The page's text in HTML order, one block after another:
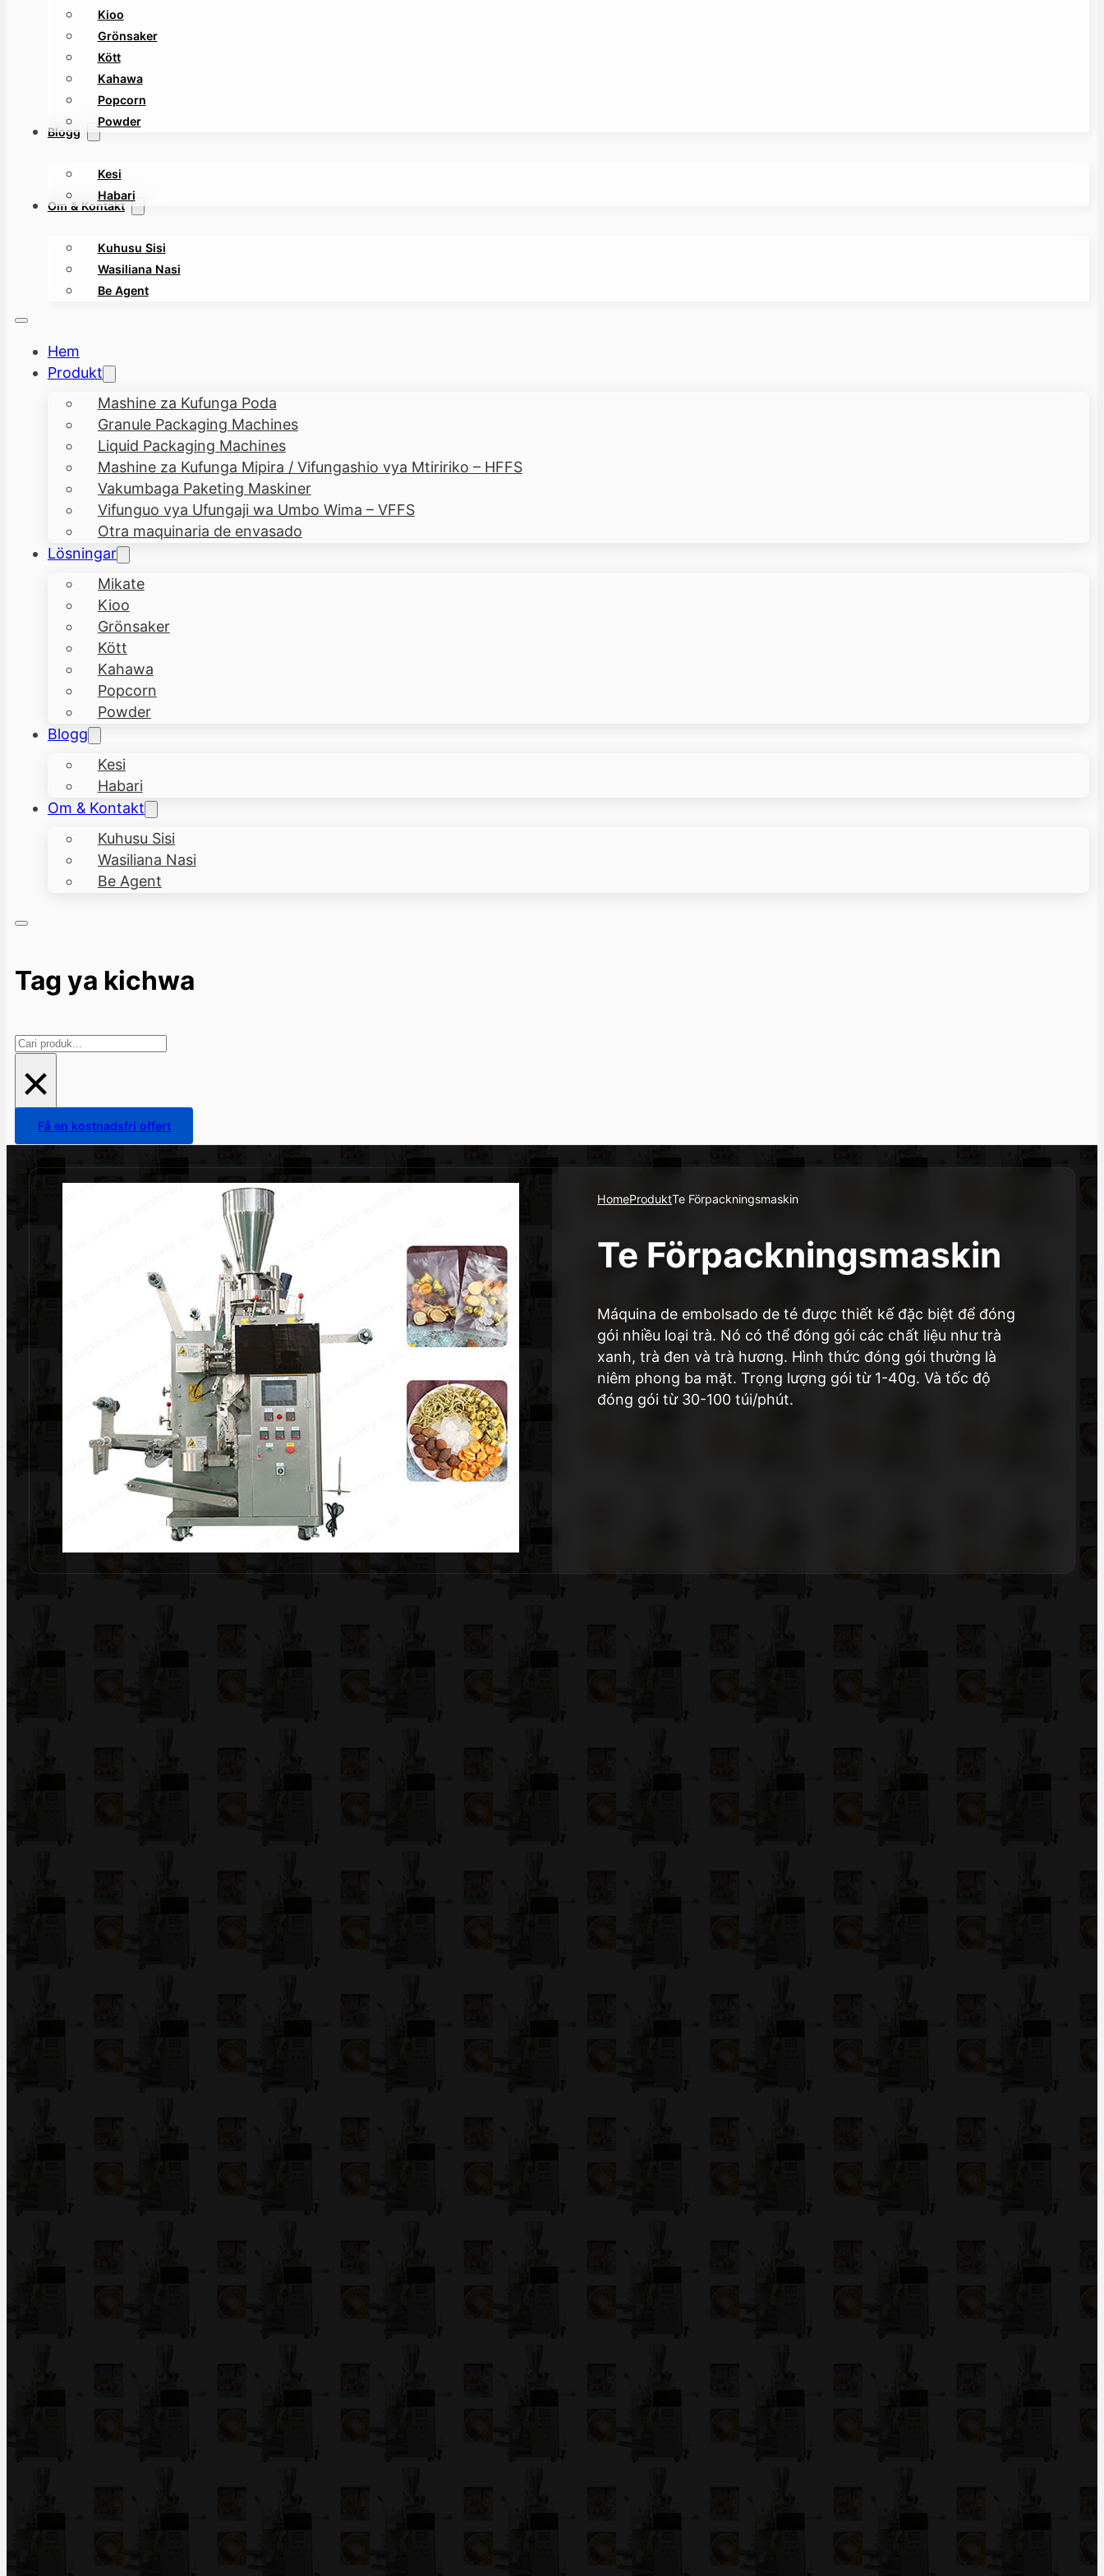
Kioo
Grönsaker
Kött
Kahawa
Popcorn
Powder
Blogg
Kesi
Habari
Om & Kontakt
Kuhusu Sisi
Wasiliana Nasi
Be Agent
Hem
Produkt
Mashine za Kufunga Poda
Granule Packaging Machines
Liquid Packaging Machines
Mashine za Kufunga Mipira / Vifungashio vya Mtiririko – HFFS
Vakumbaga Paketing Maskiner
Vifunguo vya Ufungaji wa Umbo Wima – VFFS
Otra maquinaria de envasado
Lösningar
Mikate
Kioo
Grönsaker
Kött
Kahawa
Popcorn
Powder
Blogg
Kesi
Habari
Om & Kontakt
Kuhusu Sisi
Wasiliana Nasi
Be Agent
Tag ya kichwa
Search
×
Få en kostnadsfri offert
HomeProduktTe Förpackningsmaskin
Te Förpackningsmaskin
Máquina de embolsado de té được thiết kế đặc biệt để đóng
gói nhiều loại trà. Nó có thể đóng gói các chất liệu như trà
xanh, trà đen và trà hương. Hình thức đóng gói thường là
niêm phong ba mặt. Trọng lượng gói từ 1-40g. Và tốc độ
đóng gói từ 30-100 túi/phút.